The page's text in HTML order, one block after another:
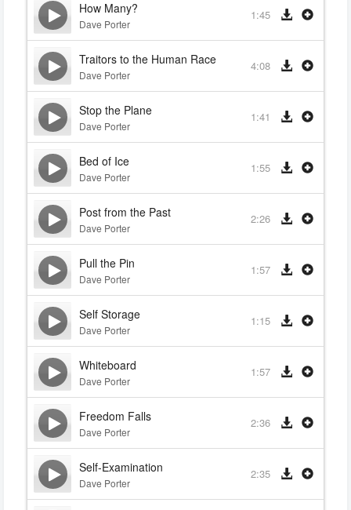
How Many?
Dave Porter
1:45
Traitors to the Human Race
Dave Porter
4:08
Stop the Plane
Dave Porter
1:41
Bed of Ice
Dave Porter
1:55
Post from the Past
Dave Porter
2:26
Pull the Pin
Dave Porter
1:57
Self Storage
Dave Porter
1:15
Whiteboard
Dave Porter
1:57
Freedom Falls
Dave Porter
2:36
Self-Examination
Dave Porter
2:35